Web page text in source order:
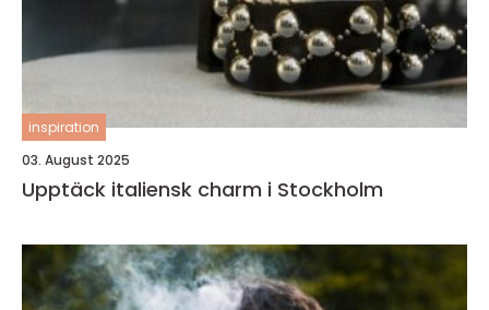
inspiration
03. August 2025
Upptäck italiensk charm i Stockholm